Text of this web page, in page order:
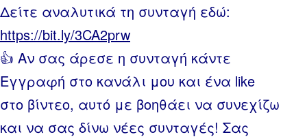
Δείτε αναλυτικά τη συνταγή εδώ:
https://bit.ly/3CA2prw
👍 Αν σας άρεσε η συνταγή κάντε
Εγγραφή στο κανάλι μου και ένα like
στο βίντεο, αυτό με βοηθάει να συνεχίζω
και να σας δίνω νέες συνταγές! Σας